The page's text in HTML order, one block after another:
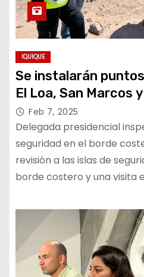
IQUIQUE
Se instalarán
El Loa, San Marcos
Feb 7, 2025
Delegada presidencial
seguridad en el borde
revisión a las islas de
borde costero y una visita